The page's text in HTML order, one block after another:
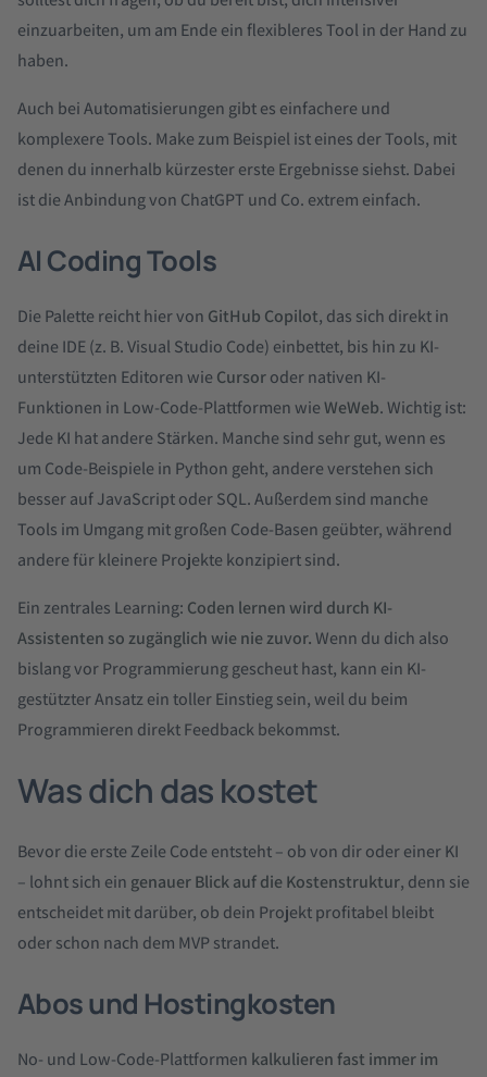
einzuarbeiten, um am Ende ein flexibleres Tool in der Hand zu
haben.
Auch bei Automatisierungen gibt es einfachere und
komplexere Tools. Make zum Beispiel ist eines der Tools, mit
denen du innerhalb kürzester erste Ergebnisse siehst. Dabei
ist die Anbindung von ChatGPT und Co. extrem einfach.
AI Coding Tools
Die Palette reicht hier von GitHub Copilot, das sich direkt in
deine IDE (z. B. Visual Studio Code) einbettet, bis hin zu KI-
unterstützten Editoren wie Cursoroder nativen KI-
Funktionen in Low-Code-Plattformen wieWeWeb. Wichtig ist:
Jede KI hat andere Stärken. Manche sind sehr gut, wenn es
um Code-Beispiele in Python geht, andere verstehen sich
besser auf JavaScript oder SQL. Außerdem sind manche
Tools im Umgang mit großen Code-Basen geübter, während
andere für kleinere Projekte konzipiert sind.
Ein zentrales Learning: Coden lernen wird durch KI-
Assistenten so zugänglich wie nie zuvor.Wenn du dich also
bislang vor Programmierung gescheut hast, kann ein KI-
gestützter Ansatz ein toller Einstieg sein, weil du beim
Programmieren direkt Feedback bekommst.
Was dich das kostet
Bevor die erste Zeile Code entsteht – ob von dir oder einer KI
– lohnt sich ein genauer Blick auf die Kostenstruktur, denn sie
entscheidet mit darüber, ob dein Projekt profitabel bleibt
oder schon nach dem MVP strandet.
Abos und Hostingkosten
No- und Low-Code-Plattformen kalkulieren fast immer im